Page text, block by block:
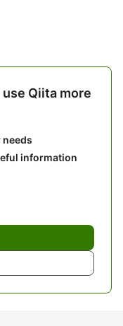
Qiita more
information